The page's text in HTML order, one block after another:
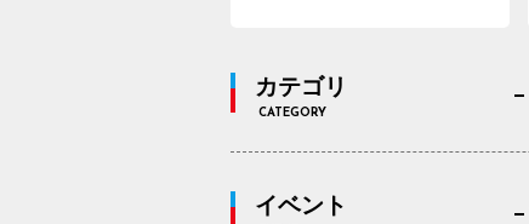
カテゴリ
CATEGORY
イベント